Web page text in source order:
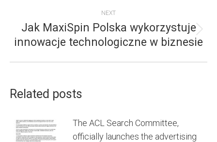
NEXT
post:
Jak MaxiSpin Polska wykorzystuje
innowacje technologiczne w biznesie
Related posts
The ACL Search Committee,
officially launches the advertising